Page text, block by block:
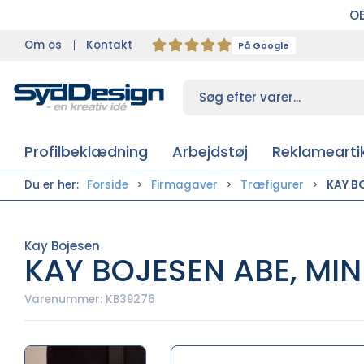
Om os Kontakt På Google
Profilbeklædning Arbejdstøj
Du er her: Forside Firmagaver Træfigurer KAY
Kay Bojesen
KAY BOJESEN ABE,
Varenummer: KB39276